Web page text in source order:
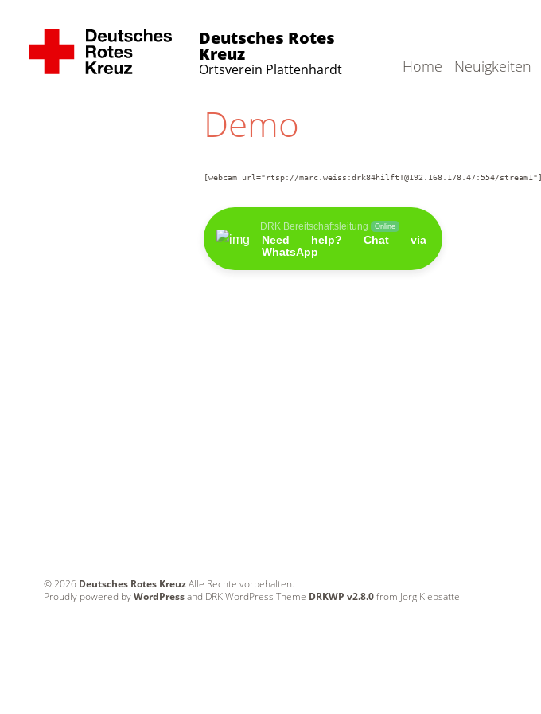
Deutsches Rotes
Kreuz
Ortsverein Plattenhardt Home Neuigkeiten
Demo
[webcam url="rtsp://marc.weiss:drk84hilft!@192.168.178.47:554/stream1"]
DRK Bereitschaftsleitung Online
Need help? Chat via
WhatsApp
© 2026 Deutsches Rotes Kreuz Alle Rechte vorbehalten.
Proudly powered byWordPress and DRK WordPress Theme DRKWP v2.8.0 from Jörg Klebsattel